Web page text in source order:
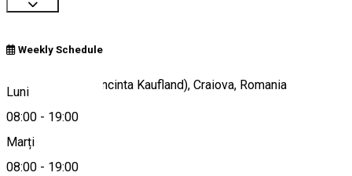
Weekly Schedule
Luni
08:00 - 19:00
Marți
08:00 - 19:00
Calea București (incinta Kaufland), Craiova, Romania
Hartă